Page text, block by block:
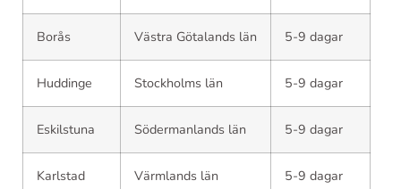
Borås Västra Götalands län 5-9 dagar
Huddinge Stockholms län 5-9 dagar
Eskilstuna Södermanlands län 5-9 dagar
Karlstad Värmlands län 5-9 dagar